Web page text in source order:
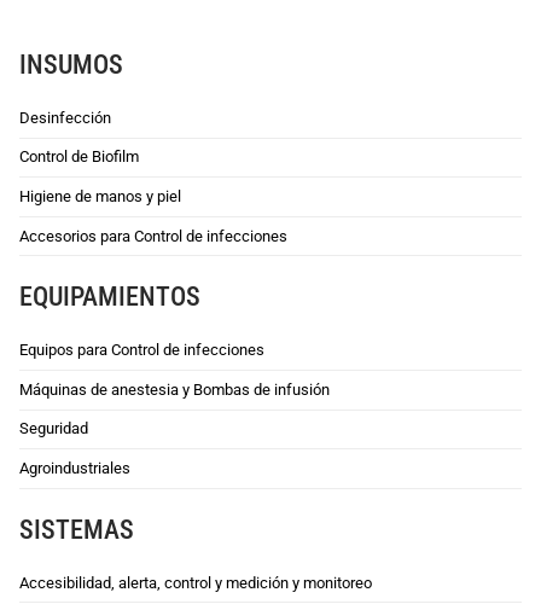
INSUMOS
Desinfección
Control de Biofilm
Higiene de manos y piel
Accesorios para Control de infecciones
EQUIPAMIENTOS
Equipos para Control de infecciones
Máquinas de anestesia y Bombas de infusión
Seguridad
Agroindustriales
SISTEMAS
Accesibilidad, alerta, control y medición y monitoreo